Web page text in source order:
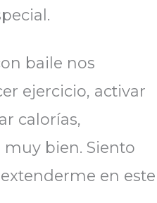
baile nos
ejercicio, activar
calorías,
bien. Siento
en este